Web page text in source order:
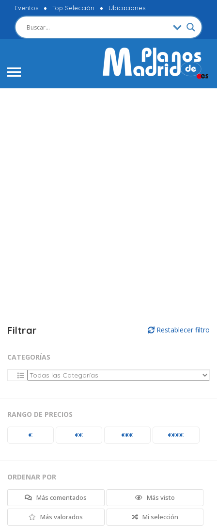
Eventos Top Selección Ubicaciones
Filtrar Restablecer filtro
CATEGORÍAS
RANGO DE PRECIOS
€ €€ €€€ €€€€
ORDENAR POR
Más comentados Más visto
Más valorados Mi selección